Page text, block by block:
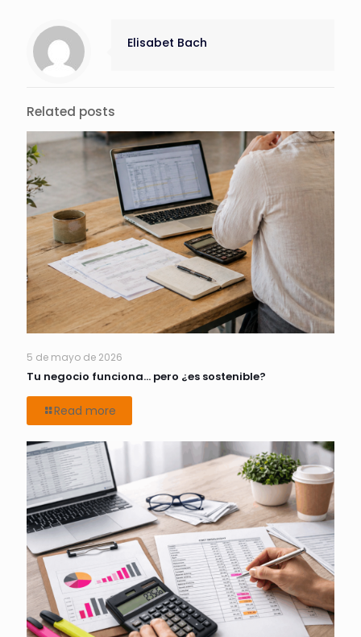
Elisabet Bach
Related posts
5 de mayo de 2026
Tu negocio funciona… pero ¿es sostenible?
Read more